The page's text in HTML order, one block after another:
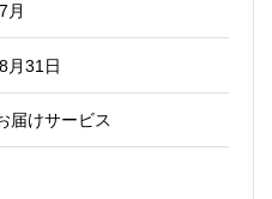
月
月31日
届けサービス